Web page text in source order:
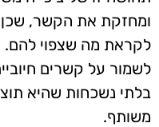
ומחזקת את הקשר,
לקראת מה שצפוי להם.
לשמור על קשרים
בלתי נשכחות שהיא
משותף.